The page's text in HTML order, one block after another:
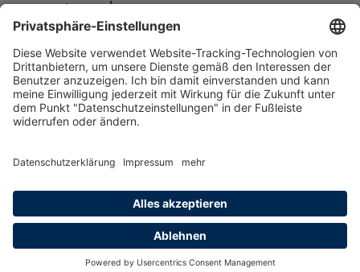
Unternehmen
Impressum
Datenschutzeinstellungen
Allgemeine Geschäftsbedingungen